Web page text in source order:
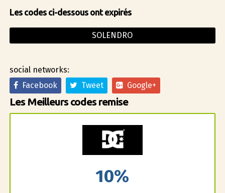
Les codes ci-dessous ont expirés
SOLENDRO
social networks:
Facebook
Tweet Google+
Les Meilleurs codes remise
10%